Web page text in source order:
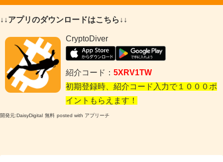
↓↓アプリのダウンロードはこちら↓↓
CryptoDiver
紹介コード： 5XRV1TW
初期登録時、紹介コード入力で１０００ポ
イントもらえます！
開発元:DaisyDigital 無料 posted with アプリーチ